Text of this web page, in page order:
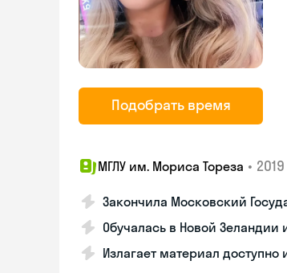
Подобрать время
МГЛУ им. Мориса Тореза • 2019
Закончила Московский
Обучалась в Новой
Излагает материал